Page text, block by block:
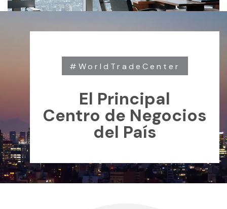
#WorldTradeCenter
El Principal
Centro de Negocios
del País